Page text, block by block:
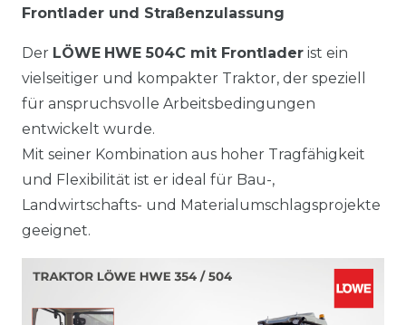
Frontlader und Straßenzulassung
Der LÖWE HWE 504C mit Frontlader ist ein
vielseitiger und kompakter Traktor, der speziell
für anspruchsvolle Arbeitsbedingungen
entwickelt wurde.
Mit seiner Kombination aus hoher Tragfähigkeit
und Flexibilität ist er ideal für Bau-,
Landwirtschafts- und Materialumschlagsprojekte
geeignet.